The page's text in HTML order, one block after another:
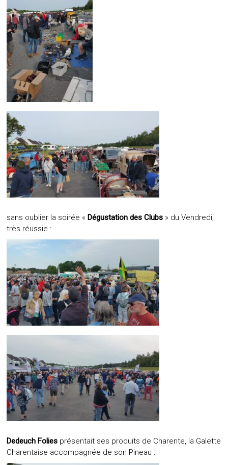
sans oublier la soirée «Dégustation des Clubs » du Vendredi,
très réussie :
Dedeuch Folies présentait ses produits de Charente, la Galette
Charentaise accompagnée de son Pineau :